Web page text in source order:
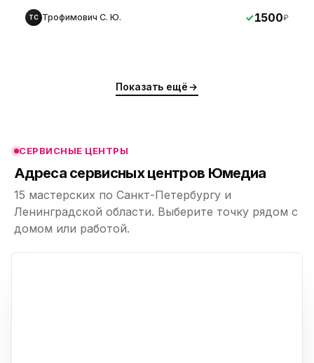
ТС Трофимович С. Ю. 1500₽
Показать ещё
СЕРВИСНЫЕ ЦЕНТРЫ
Адреса сервисных центров Юмедиа
15 мастерских по Санкт-Петербургу и
Ленинградской области. Выберите точку рядом с
домом или работой.
ю